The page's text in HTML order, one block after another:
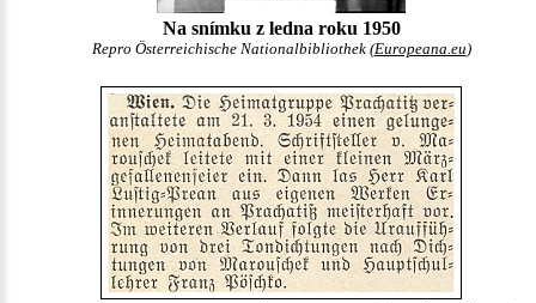
Na snímku z ledna roku 1950
Repro Österreichische Nationalbibliothek (Europeana.eu)